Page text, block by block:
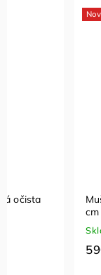
očista
cm